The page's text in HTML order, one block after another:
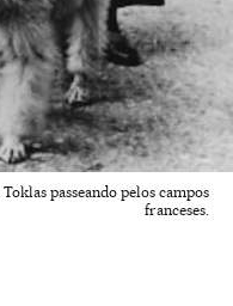
passeando pelos campos
franceses.